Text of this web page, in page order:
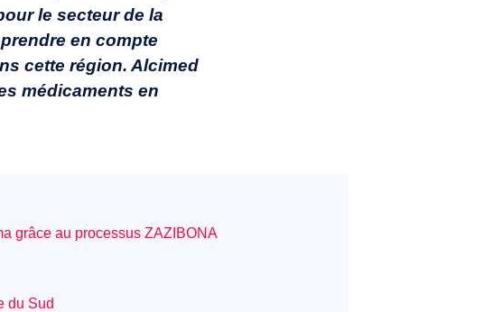
le secteur de la
en compte
cette région. Alcimed
médicaments en
grâce au processus ZAZIBONA
du Sud